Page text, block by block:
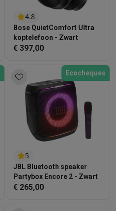
4.8
Bose QuietComfort Ultra
koptelefoon - Zwart
€ 397,00
Ecocheques
5
JBL Bluetooth speaker
Partybox Encore 2 - Zwart
€ 265,00